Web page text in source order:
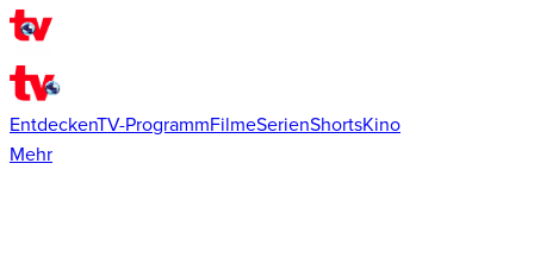
EntdeckenTV-ProgrammFilmeSerienShortsKino
Mehr